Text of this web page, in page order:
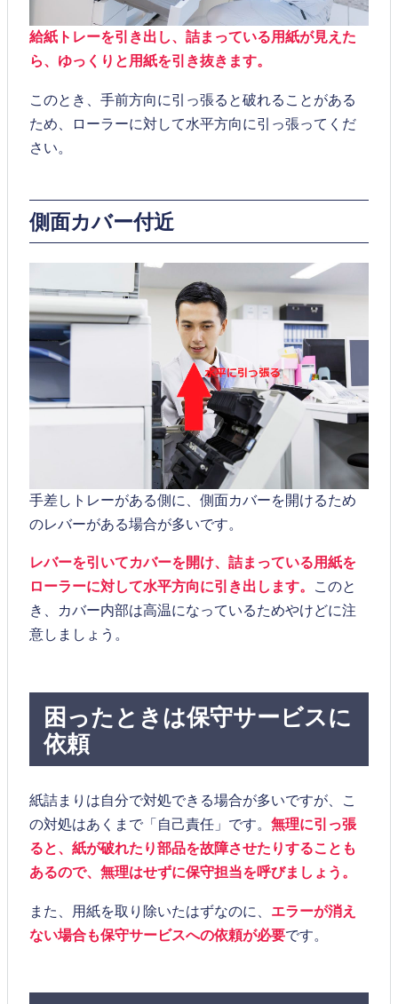
給紙トレーを引き出し、詰まっている用紙が見えた
ら、ゆっくりと用紙を引き抜きます。
このとき、手前方向に引っ張ると破れることがある
ため、ローラーに対して水平方向に引っ張ってくだ
さい。
側面カバー付近
手差しトレーがある側に、側面カバーを開けるため
のレバーがある場合が多いです。
レバーを引いてカバーを開け、詰まっている用紙を
ローラーに対して水平方向に引き出します。
このと
き、カバー内部は高温になっているためやけどに注
意しましょう。
困ったときは保守サービスに
依頼
紙詰まりは自分で対処できる場合が多いですが、こ
の対処はあくまで「自己責任」です。 無理に引っ張
ると、紙が破れたり部品を故障させたりすることも
あるので、無理はせずに保守担当を呼びましょう。
また、用紙を取り除いたはずなのに、
エラーが消え
ない場合も保守サービスへの依頼が必要です。